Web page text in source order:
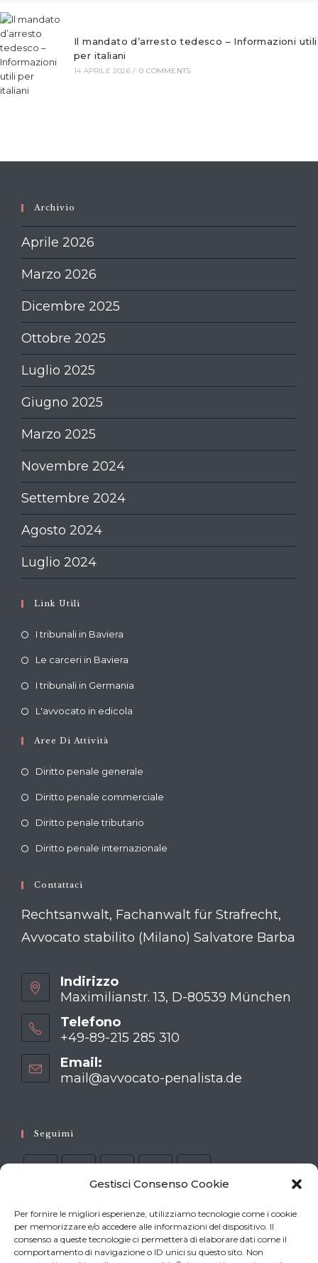
Gestisci Consenso Cookie
Per fornire le migliori esperienze, utilizziamo tecnologie come i cookie
per memorizzare e/o accedere alle informazioni del dispositivo. Il
consenso a queste tecnologie ci permetterà di elaborare dati come il
comportamento di navigazione o ID unici su questo sito. Non
Il mandato d’arresto tedesco – Informazioni utili
per italiani
14 APRILE 2026 / 0 COMMENTS
Archivio
Aprile 2026
Marzo 2026
Dicembre 2025
Ottobre 2025
Luglio 2025
Giugno 2025
Marzo 2025
Novembre 2024
Settembre 2024
Agosto 2024
Luglio 2024
Link Utili
I tribunali in Baviera
a
new
Le carceri in Baviera
a
new
I tribunali in Germania
L'avvocato in edicola
tab
Aree Di Attività
Diritto penale generale
Diritto penale commerciale
Diritto penale tributario
Diritto penale internazionale
Contattaci
Rechtsanwalt, Fachanwalt für Strafrecht,
Avvocato stabilito (Milano) Salvatore Barba
Indirizzo
Maximilianstr. 13, D-80539 München
Telefono
+49-89-215 285 310
in
Email:
mail@avvocato-penalista.de
Seguimi
I processi di Stutthof